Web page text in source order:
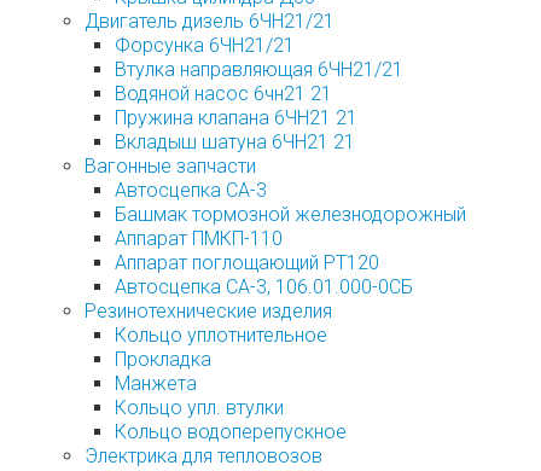
Двигатель дизель 6ЧН21/21
Форсунка 6ЧН21/21
Втулка направляющая 6ЧН21/21
Водяной насос 6чн21 21
Пружина клапана 6ЧН21 21
Вкладыш шатуна 6ЧН21 21
Вагонные запчасти
Автосцепка СА-3
Башмак тормозной железнодорожный
Аппарат ПМКП-110
Аппарат поглощающий РТ120
Автосцепка СА-3, 106.01.000-0СБ
Резинотехнические изделия
Кольцо уплотнительное
Прокладка
Манжета
Кольцо упл. втулки
Кольцо водоперепускное
Электрика для тепловозов